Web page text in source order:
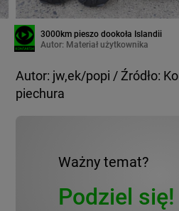
3000km pieszo dookoła Islandii
Autor: Materiał użytkownika
Autor: jw,ek/popi / Źródło:
piechura
Ważny temat?
Podziel się!